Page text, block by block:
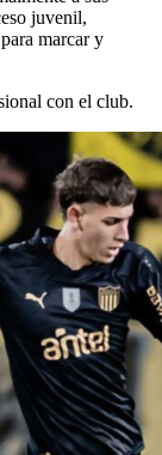
juvenil,
marcar y
con el club.